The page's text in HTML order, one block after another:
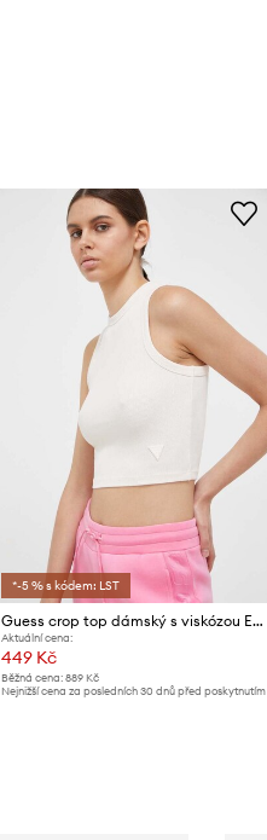
*-5 % s kódem: LST
Guess crop top dámský s viskózou EDIE
Aktuální cena:
449 Kč
Běžná cena: 889 Kč
Nejnižší cena za posledních 30 dnů před poskytnutím